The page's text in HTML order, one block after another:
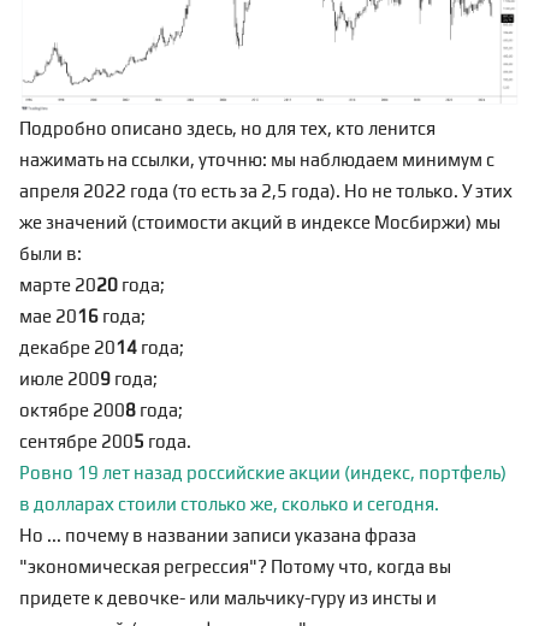
Подробно описано здесь, но для тех, кто ленится
нажимать на ссылки, уточню: мы наблюдаем минимум с
апреля 2022 года (то есть за 2,5 года). Но не только. У этих
же значений (стоимости акций в индексе Мосбиржи) мы
были в:
марте 2020 года;
мае 2016 года;
декабре 2014 года;
июле 2009 года;
октябре 2008 года;
сентябре 2005 года.
Ровно 19 лет назад российские акции (индекс, портфель)
в долларах стоили столько же, сколько и сегодня.
Но ... почему в названии записи указана фраза
"экономическая регрессия"? Потому что, когда вы
придете к девочке- или мальчику-гуру из инсты и